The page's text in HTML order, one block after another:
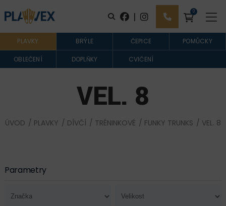
| 0
PLAVKY BRÝLE ČEPICE POMŮCKY
OBLEČENÍ DOPLŇKY CVIČENÍ
VEL. 8
ÚVOD / PLAVKY / DÍVČÍ / TRÉNINKOVÉ / FUNKY TRUNKS / VEL. 8
Parametry